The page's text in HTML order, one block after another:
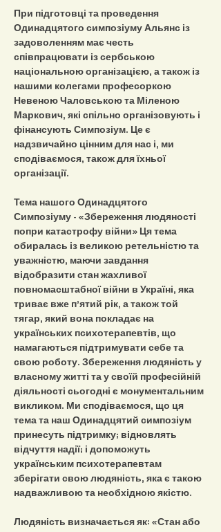
При підготовці та проведення
Одинадцятого симпозіуму Альянс із
задоволенням має честь
співпрацювати із сербською
національною організацією, а також із
нашими колегами професоркою
Невеною Чаловською та Міленою
Маркович, які спільно організовують і
фінансують Симпозіум. Це є
надзвичайно цінним для нас і, ми
сподіваємося, також для їхньої
організації.
Тема нашого Одинадцятого
Симпозіуму - «Збереження людяності
попри катастрофу війни» Ця тема
обиралась із великою ретельністю та
уважністю, маючи завдання
відобразити стан жахливої
повномасштабної війни в Україні, яка
триває вже п’ятий рік, а також той
тягар, який вона покладає на
українських психотерапевтів, що
намагаються підтримувати себе та
свою роботу. Збереження людяність у
власному житті та у своїй професійній
діяльності сьогодні є монументальним
викликом. Ми сподіваємося, що ця
тема та наш Одинадцятий симпозіум
принесуть підтримку; відновлять
відчуття надії; і допоможуть
українським психотерапевтам
зберігати свою людяність, яка є такою
надважливою та необхідною якістю.
Людяність визначається як: «Стан або